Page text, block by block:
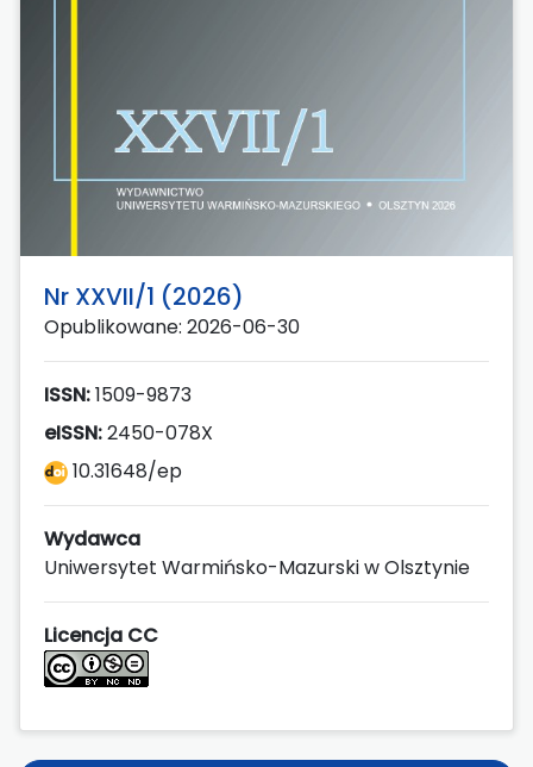
Nr XXVII/1 (2026)
Opublikowane: 2026-06-30
ISSN:1509-9873
eISSN:2450-078X
10.31648/ep
Wydawca
Uniwersytet Warmińsko-Mazurski w Olsztynie
Licencja CC